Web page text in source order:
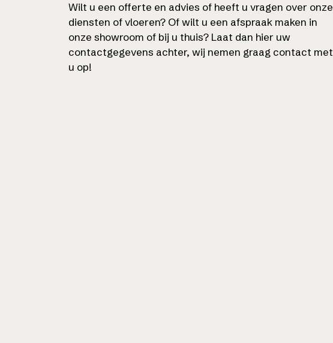
Wilt u een offerte en advies of heeft u vragen over onze
diensten of vloeren? Of wilt u een afspraak maken in
onze showroom of bij u thuis? Laat dan hier uw
contactgegevens achter, wij nemen graag contact met
u op!